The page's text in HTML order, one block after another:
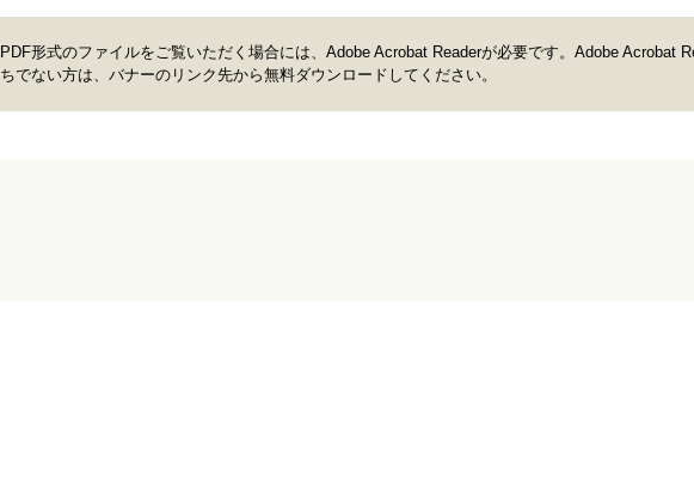
PDF形式のファイルをご覧いただく場合には、Adobe Acrobat Readerが必要です。Adobe Acrobat
ちでない方は、バナーのリンク先から無料ダウンロードしてください。